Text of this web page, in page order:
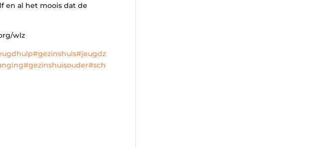
en al het moois dat de
wlz
#gezinshuis#jeugdz
#gezinshuisouder#sch